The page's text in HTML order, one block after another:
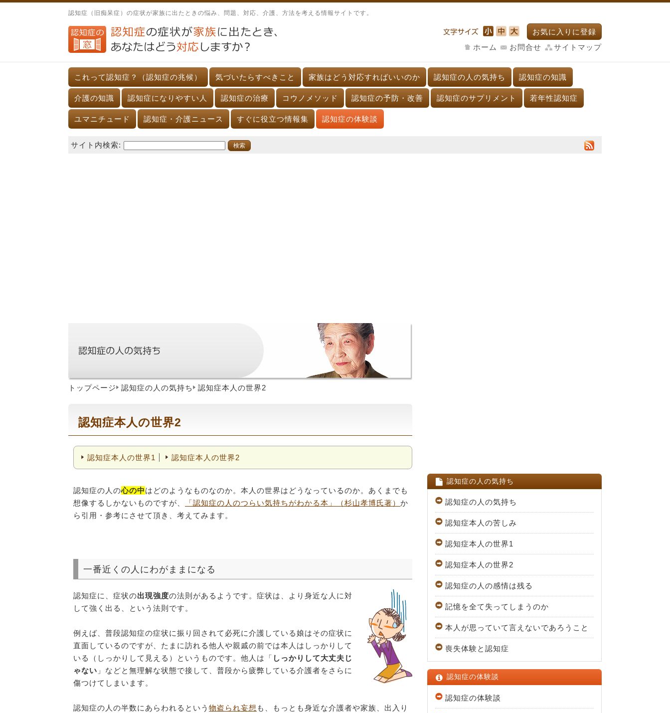
認知症（旧痴呆症）の症状が家族に出たときの悩み、問題、対応、介護、方法を考える情報サイトです。
お気に入りに登録
ホーム
お問合せ サイトマップ
これって認知症？（認知症の兆候） 気づいたらすべきこと 家族はどう対応すればいいのか 認知症の人の気持ち 認知症の知識
介護の知識 認知症になりやすい人 認知症の治療 コウノメソッド 認知症の予防・改善 認知症のサプリメント 若年性認知症
ユマニチュード 認知症・介護ニュース すぐに役立つ情報集 認知症の体験談
サイト内検索:
トップページ 認知症の人の気持ち 認知症本人の世界2
認知症本人の世界2
認知症本人の世界1 認知症本人の世界2
認知症の人の心の中はどのようなものなのか。本人の世界はどうなっているのか。あくまでも
想像するしかないものですが、
「認知症の人のつらい気持ちがわかる本」（杉山孝博氏著） か
ら引用・参考にさせて頂き、考えてみます。
一番近くの人にわがままになる
認知症に、症状の出現強度の法則があるようです。症状は、より身近な人に対
して強く出る、という法則です。
例えば、普段認知症の症状に振り回されて必死に介護している娘はその症状に
直面しているのですが、たまに訪れる他人や親戚の前では本人はしっかりして
いる（しっかりして見える）というものです。他人は「 しっかりして大丈夫じ
ゃない 」などと無理解な状態で接して、普段から疲弊している介護者をさらに
傷つけてしまいます。
認知症の人の半数にあらわれるという 物盗られ妄想 も、もっとも身近な介護者や家族、出入り
認知症の人の気持ち
認知症の人の気持ち
認知症本人の苦しみ
認知症本人の世界1
認知症本人の世界2
認知症の人の感情は残る
記憶を全て失ってしまうのか
本人が思っていて言えないであろうこと
喪失体験と認知症
認知症の体験談
認知症の体験談